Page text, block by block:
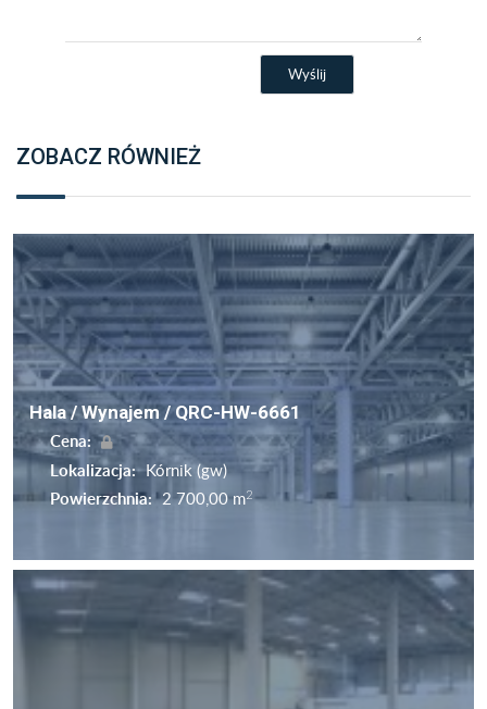
ZOBACZ RÓWNIEŻ
Hala / Wynajem / QRC-HW-6661
Cena:
Lokalizacja: Kórnik (gw)
Powierzchnia: 2 700,00 m2